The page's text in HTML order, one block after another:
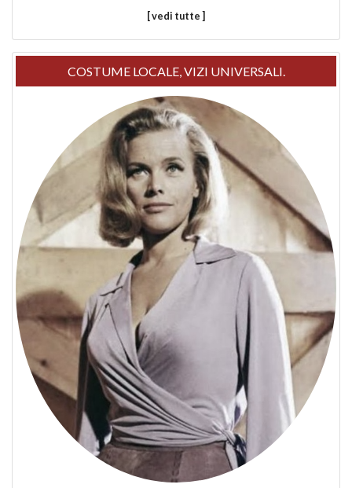
[ vedi tutte ]
COSTUME LOCALE, VIZI UNIVERSALI.